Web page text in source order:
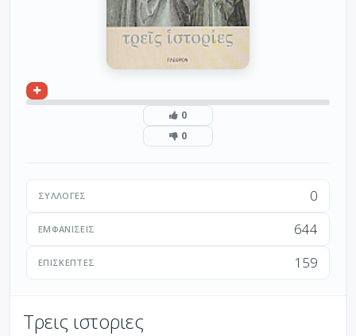
0
0
ΣΥΛΛΟΓΈΣ 0
ΕΜΦΑΝΊΣΕΙΣ 644
ΕΠΙΣΚΈΠΤΕΣ 159
Τρεις ιστοριες